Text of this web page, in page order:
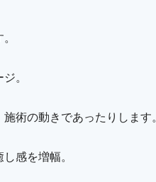
。
術の動きであったりします。
感を増幅。